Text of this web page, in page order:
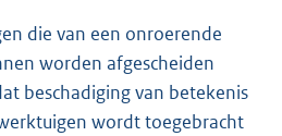
die van een onroerende
worden afgescheiden
beschadiging van betekenis
wordt toegebracht